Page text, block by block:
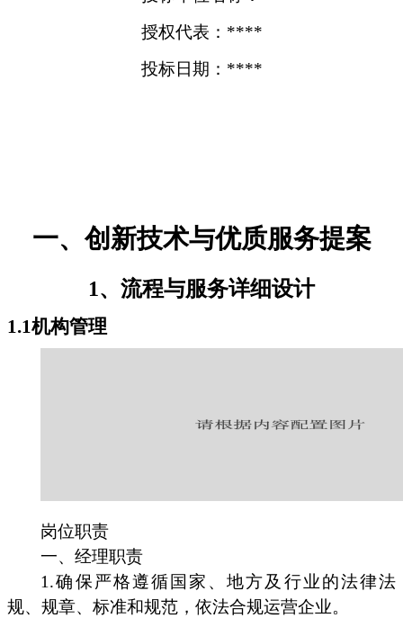
授权代表：****
投标日期：****
一、创新技术与优质服务提案
1、流程与服务详细设计
1.1机构管理
岗位职责
一、经理职责
1.确保严格遵循国家、地方及行业的法律法
规、规章、标准和规范，依法合规运营企业。